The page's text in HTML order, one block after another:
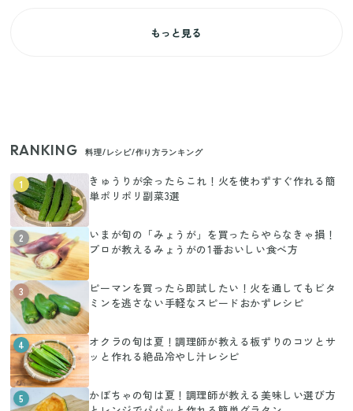
もっと見る
RANKING 料理/レシピ/作り方ランキング
1
きゅうりが余ったらこれ！火を使わずすぐ作れる簡
単ポリポリ副菜3選
2
いまが旬の「みょうが」を買ったらやらなきゃ損！
プロが教えるみょうがの1番おいしい食べ方
3
ピーマンを買ったら即試したい！火を通してもビタ
ミンを逃さない手軽なスピードおかずレシピ
4
オクラの旬は夏！調理師が教える板ずりのコツとサ
ッと作れる絶品冷やし汁レシピ
5
かぼちゃの旬は夏！調理師が教える美味しい選び方